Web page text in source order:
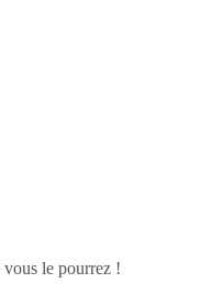
vous le pourrez !